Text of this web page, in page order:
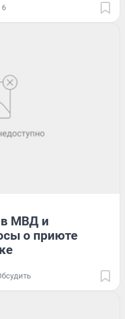
6
в МВД и
о приюте